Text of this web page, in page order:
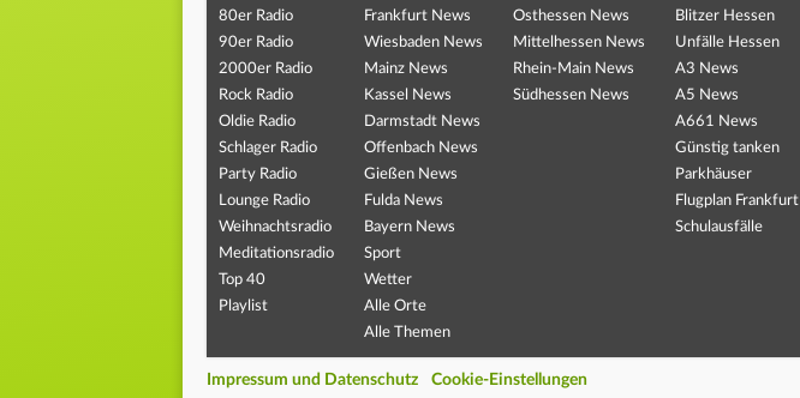
80er Radio
90er Radio
2000er Radio
Rock Radio
Oldie Radio
Schlager Radio
Party Radio
Lounge Radio
Weihnachtsradio
Meditationsradio
Top 40
Playlist
Frankfurt News
Wiesbaden News
Mainz News
Kassel News
Darmstadt News
Offenbach News
Gießen News
Fulda News
Bayern News
Sport
Wetter
Alle Orte
Alle Themen
Osthessen News
Mittelhessen News
Rhein-Main News
Südhessen News
Blitzer Hessen
Unfälle Hessen
A3 News
A5 News
A661 News
Günstig tanken
Parkhäuser
Flugplan Frankfurt
Schulausfälle
Impressum und Datenschutz Cookie-Einstellungen